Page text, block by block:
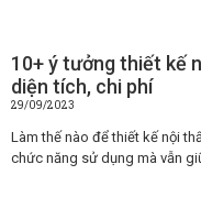
10+ ý tưởng thiết kế
diện tích, chi phí
29/09/2023
Làm thế nào để thiết kế nội
chức năng sử dụng mà vẫn